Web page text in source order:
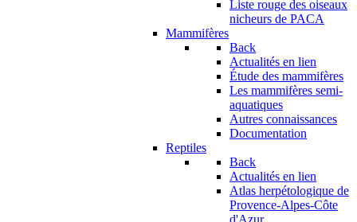
Liste rouge des oiseaux
nicheurs de PACA
Mammifères
Back
Actualités en lien
Étude des mammifères
Les mammifères semi-
aquatiques
Autres connaissances
Documentation
Reptiles
Back
Actualités en lien
Atlas herpétologique de
Provence-Alpes-Côte